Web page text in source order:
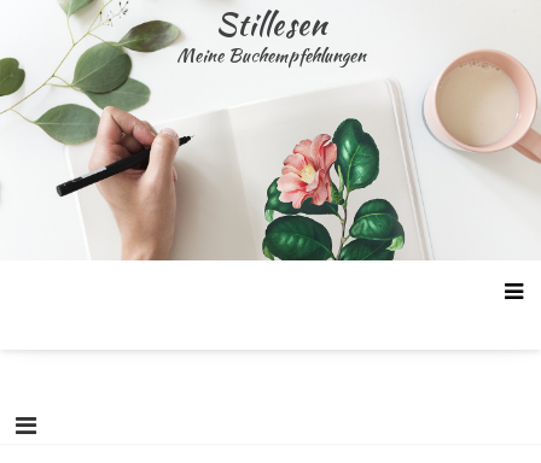
content
Stillesen
Meine Buchempfehlungen